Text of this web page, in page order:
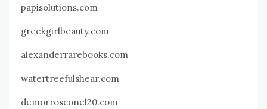
papisolutions.com
greekgirlbeauty.com
alexanderrarebooks.com
watertreefulshear.com
demorrosconel20.com